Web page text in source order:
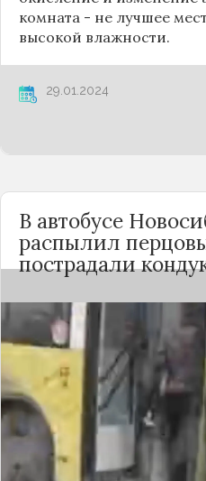
комната - не лучшее
высокой влажности.
29.01.2024
В автобусе
распылил
пострадали
Вечером 24 сентября в
№18 в Новосибирске
применением перцового
сообщили очевидцы в
«Инцидент
мужчина с бородой
с кондуктором, затем
пассажирами. В ходе
газовый баллончик и